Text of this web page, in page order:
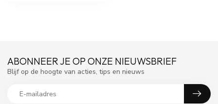
ABONNEER JE OP ONZE NIEUWSBRIEF
Blijf op de hoogte van acties, tips en nieuws